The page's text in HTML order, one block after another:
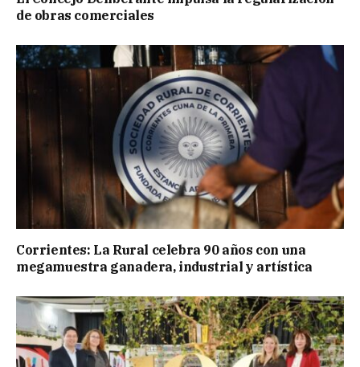
de obras comerciales
Corrientes: La Rural celebra 90 años con una
megamuestra ganadera, industrial y artística